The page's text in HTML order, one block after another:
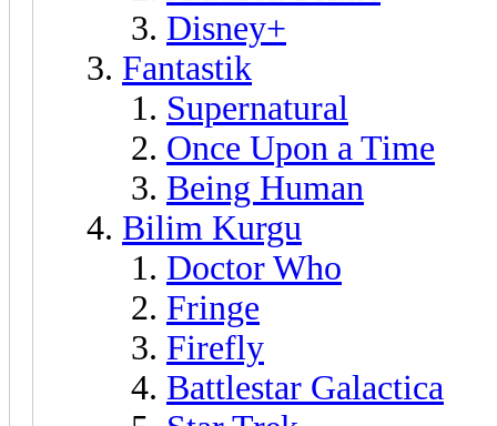
Disney+
Fantastik
Supernatural
Once Upon a Time
Being Human
Bilim Kurgu
Doctor Who
Fringe
Firefly
Battlestar Galactica